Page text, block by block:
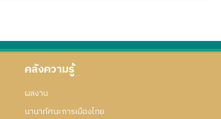
คลังความรู้
ผลงาน
นานาทัศนะการเมืองไทย